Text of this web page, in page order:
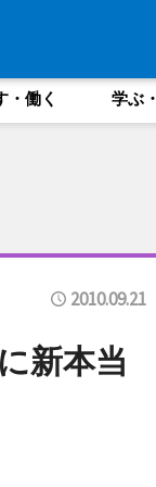
・働く 学ぶ
2010.09.21
新本当